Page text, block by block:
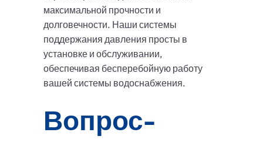
максимальной прочности и
долговечности. Наши системы
поддержания давления просты в
установке и обслуживании,
обеспечивая бесперебойную работу
вашей системы водоснабжения.
Вопрос-